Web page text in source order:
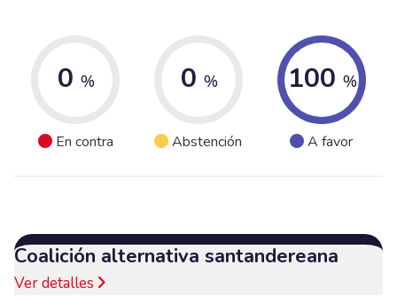
0 %
En contra
0 %
Abstención
100 %
A favor
Coalición alternativa santandereana
Ver detalles